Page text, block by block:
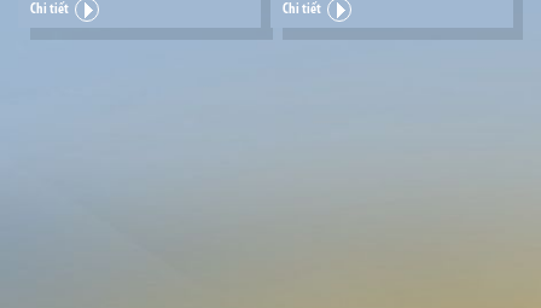
Chi tiết Chi tiết